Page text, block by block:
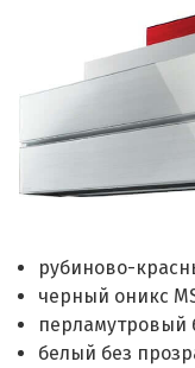
рубиново-
черный оникс
перламутровый
белый без